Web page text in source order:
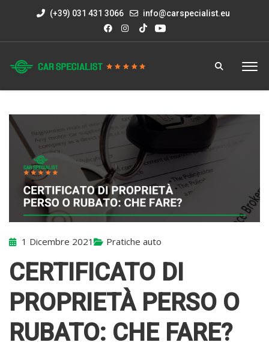
(+39) 031 431 3066 info@carspecialist.eu
1 Dicembre 2021 Pratiche auto
CERTIFICATO DI
PROPRIETÀ PERSO O
RUBATO: CHE FARE?